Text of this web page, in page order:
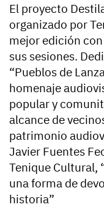
El proyecto
organizado por
mejor edición
sus sesiones.
“Pueblos de
homenaje
popular y
alcance de
patrimonio
Javier Fuentes
Tenique Cultural,
una forma de
historia”